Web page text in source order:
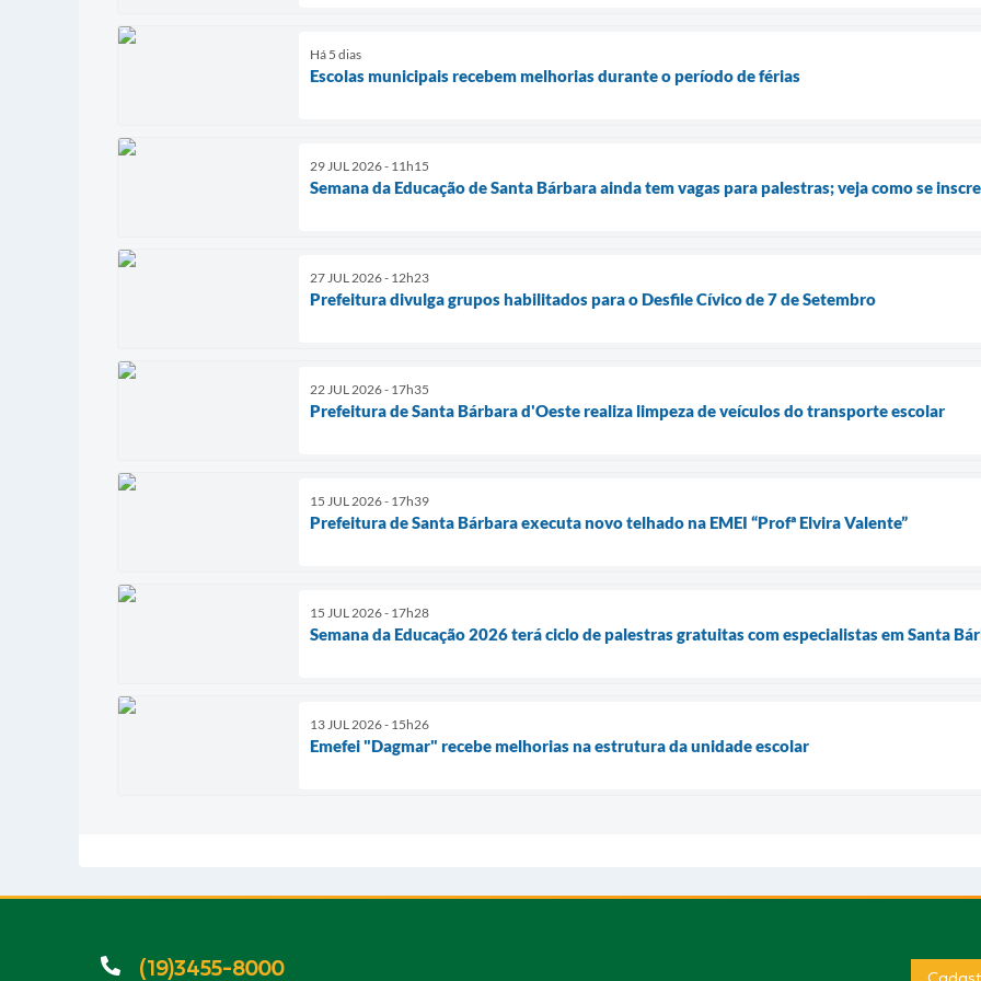
Há 5 dias
Escolas municipais recebem melhorias durante o período de férias
29 JUL 2026 - 11h15
Semana da Educação de Santa Bárbara ainda tem vagas para palestras; veja como se
27 JUL 2026 - 12h23
Prefeitura divulga grupos habilitados para o Desfile Cívico de 7 de Setembro
22 JUL 2026 - 17h35
Prefeitura de Santa Bárbara d'Oeste realiza limpeza de veículos do transporte escolar
15 JUL 2026 - 17h39
Prefeitura de Santa Bárbara executa novo telhado na EMEI “Profª Elvira Valente”
15 JUL 2026 - 17h28
Semana da Educação 2026 terá ciclo de palestras gratuitas com especialistas em Santa
13 JUL 2026 - 15h26
Emefei "Dagmar" recebe melhorias na estrutura da unidade escolar
(19)3455-8000